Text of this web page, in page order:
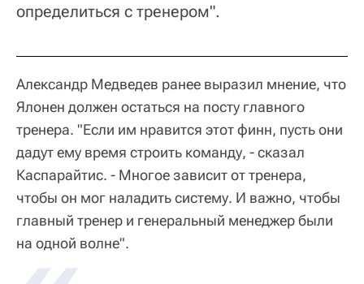
определиться с тренером".
Александр Медведев ранее выразил мнение, что
Ялонен должен остаться на посту главного
тренера. "Если им нравится этот финн, пусть они
дадут ему время строить команду, - сказал
Каспарайтис. - Многое зависит от тренера,
чтобы он мог наладить систему. И важно, чтобы
главный тренер и генеральный менеджер были
на одной волне".